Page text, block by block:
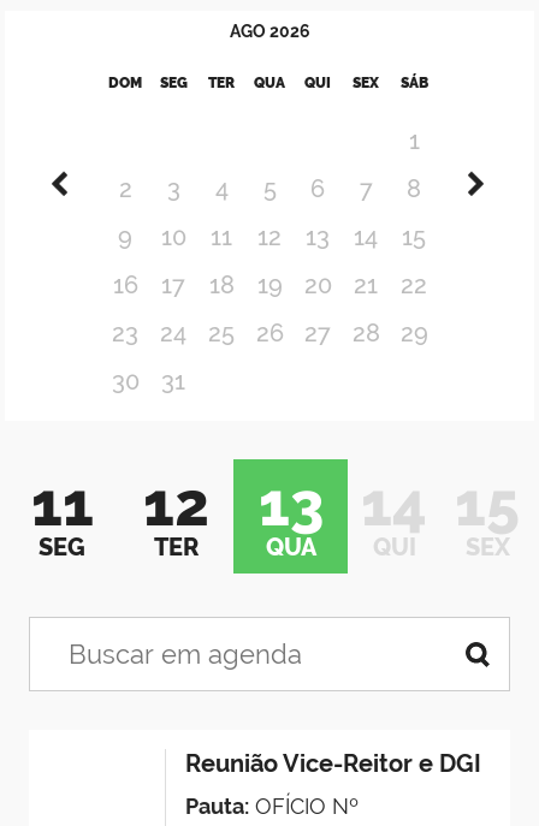
AGO 2026
DOM SEG TER QUA QUI SEX SÁB
1
2
3 4 5 6 7
8
9
10 11 12 13 14
15
16
17 18 19 20 21
22
23
24 25 26 27 28
29
30
31
11
SEG
12
TER
13
QUA
14
QUI
15
SEX
Reunião Vice-Reitor e DGI
Pauta:OFÍCIO Nº